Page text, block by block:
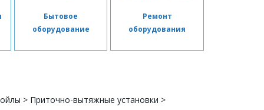
Бытовое
оборудование
Ремонт
оборудования
> Приточно-вытяжные установки >